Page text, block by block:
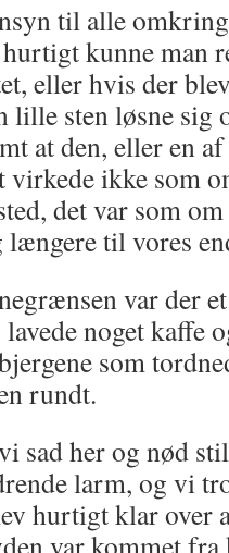
til alle
kunne man
eller hvis der
lille sten løsne
at den, eller en
ikke som
det var som
til vores
var der
noget kaffe
som
rundt.
og nød
larm, og vi
hurtigt klar over
var kommet